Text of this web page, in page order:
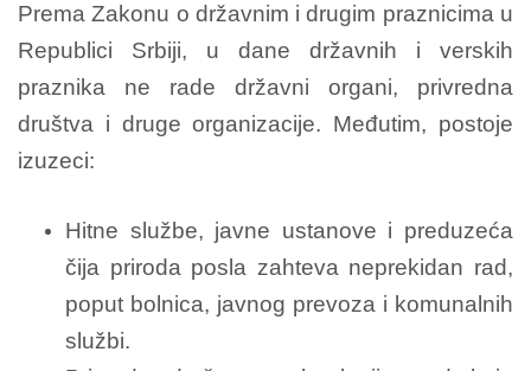
Prema Zakonu o državnim i drugim praznicima u
Republici Srbiji, u dane državnih i verskih
praznika ne rade državni organi, privredna
društva i druge organizacije. Međutim, postoje
izuzeci:
Hitne službe, javne ustanove i preduzeća
čija priroda posla zahteva neprekidan rad,
poput bolnica, javnog prevoza i komunalnih
službi.